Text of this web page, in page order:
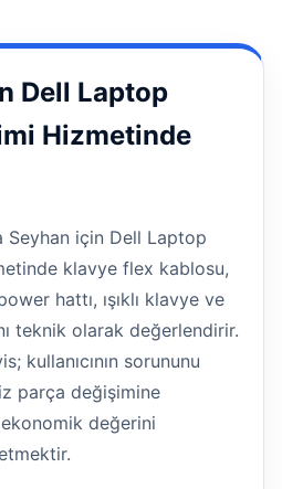
Dell Laptop
Hizmetinde
Seyhan için Dell Laptop
klavye flex kablosu,
hattı, ışıklı klavye ve
teknik olarak değerlendirir.
kullanıcının sorununu
parça değişimine
değerini